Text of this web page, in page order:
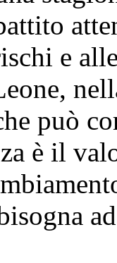
e
può
è il